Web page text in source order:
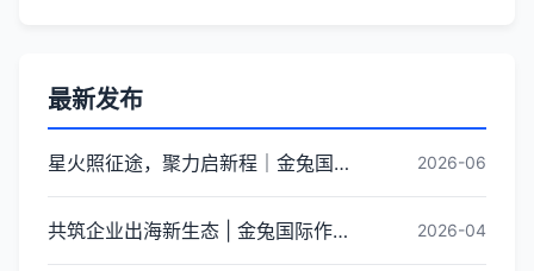
最新发布
星火照征途，聚力启新程｜金兔国际井冈山红色研学团建圆满收官 2026-06
共筑企业出海新生态 | 金兔国际作为代表单位亮相宝安区出海服务中心揭牌仪式 2026-04